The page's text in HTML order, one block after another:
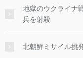
地獄のウクライ
兵を射殺
北朝鮮ミサイル挑